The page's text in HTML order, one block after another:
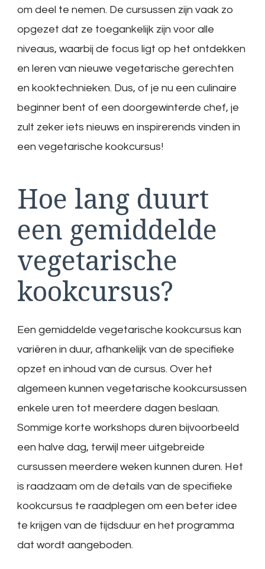
om deel te nemen. De cursussen zijn vaak zo
opgezet dat ze toegankelijk zijn voor alle
niveaus, waarbij de focus ligt op het ontdekken
en leren van nieuwe vegetarische gerechten
en kooktechnieken. Dus, of je nu een culinaire
beginner bent of een doorgewinterde chef, je
zult zeker iets nieuws en inspirerends vinden in
een vegetarische kookcursus!
Hoe lang duurt
een gemiddelde
vegetarische
kookcursus?
Een gemiddelde vegetarische kookcursus kan
variëren in duur, afhankelijk van de specifieke
opzet en inhoud van de cursus. Over het
algemeen kunnen vegetarische kookcursussen
enkele uren tot meerdere dagen beslaan.
Sommige korte workshops duren bijvoorbeeld
een halve dag, terwijl meer uitgebreide
cursussen meerdere weken kunnen duren. Het
is raadzaam om de details van de specifieke
kookcursus te raadplegen om een beter idee
te krijgen van de tijdsduur en het programma
dat wordt aangeboden.